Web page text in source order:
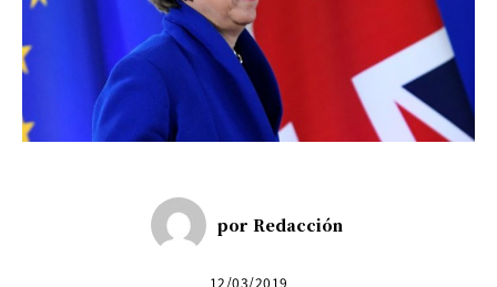
por Redacción
12/03/2019